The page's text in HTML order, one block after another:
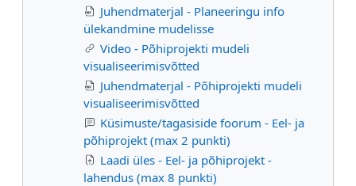
Juhendmaterjal - Planeeringu info
ülekandmine mudelisse
Video - Põhiprojekti mudeli
visualiseerimisvõtted
Juhendmaterjal - Põhiprojekti mudeli
visualiseerimisvõtted
Küsimuste/tagasiside foorum - Eel- ja
põhiprojekt (max 2 punkti)
Laadi üles - Eel- ja põhiprojekt -
lahendus (max 8 punkti)